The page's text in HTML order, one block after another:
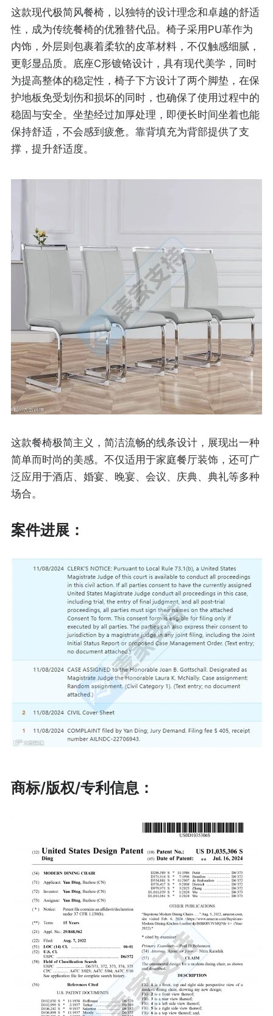
这款现代极简风餐椅，以独特的设计理念和卓越的舒适
性，成为传统餐椅的优雅替代品。椅子采用PU革作为
内饰，外层则包裹着柔软的皮革材料，不仅触感细腻，
更彰显品质。底座C形镀铬设计，具有现代美学，同时
为提高整体的稳定性，椅子下方设计了两个脚垫，在保
护地板免受划伤和损坏的同时，也确保了使用过程中的
稳固与安全。坐垫经过加厚处理，即便长时间坐着也能
保持舒适，不会感到疲惫。靠背填充为背部提供了支
撑，提升舒适度。
这款餐椅极简主义，简洁流畅的线条设计，展现出一种
简单而时尚的美感。不仅适用于家庭餐厅装饰，还可广
泛应用于酒店、婚宴、晚宴、会议、庆典、典礼等多种
场合。
案件进展：
商标/版权/专利信息：